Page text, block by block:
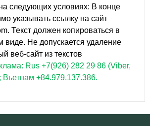
следующих условиях: В конце
указывать ссылку на сайт
Текст должен копироваться в
виде. Не допускается удаление
веб-сайт из текстов
Rus +7(926) 282 29 86 (Viber,
Вьетнам +84.979.137.386.